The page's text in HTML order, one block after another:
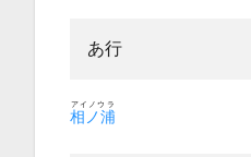
あ行
相ノ浦
アイノウラ